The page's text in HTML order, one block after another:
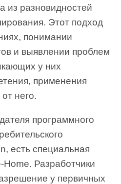
из разновидностей
Этот подход
понимании
и выявлении проблем
у них
применения
него.
программного
есть специальная
Разработчики
у первичных